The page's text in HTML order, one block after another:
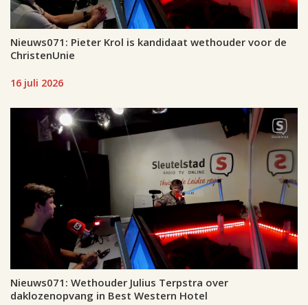
Nieuws071: Pieter Krol is kandidaat wethouder voor de
ChristenUnie
16 juli 2026
Nieuws071: Wethouder Julius Terpstra over
daklozenopvang in Best Western Hotel